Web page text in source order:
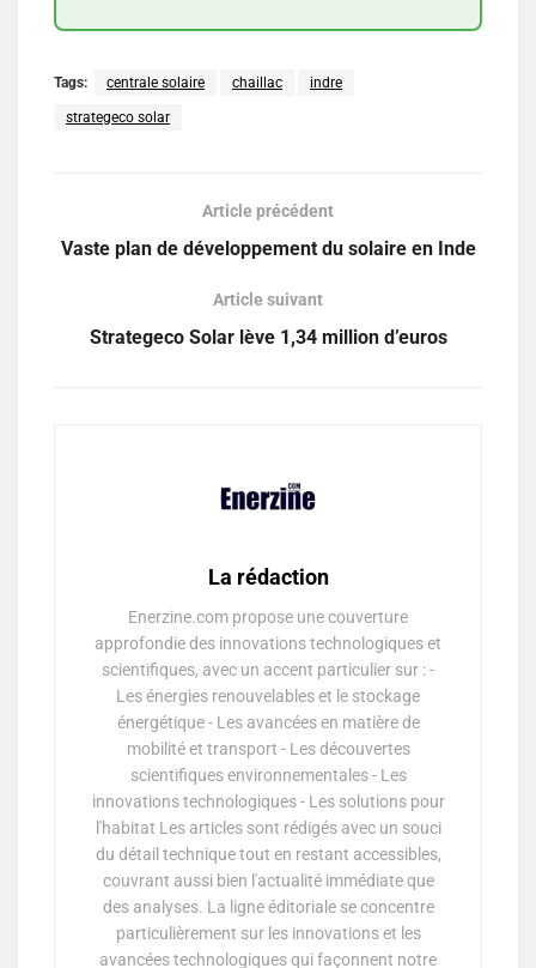
Tags: centrale solaire chaillac indre
strategeco solar
Article précédent
Vaste plan de développement du solaire en Inde
Article suivant
Strategeco Solar lève 1,34 million d’euros
La rédaction
Enerzine.com propose une couverture
approfondie des innovations technologiques et
scientifiques, avec un accent particulier sur : -
Les énergies renouvelables et le stockage
énergétique - Les avancées en matière de
mobilité et transport - Les découvertes
scientifiques environnementales - Les
innovations technologiques - Les solutions pour
l'habitat Les articles sont rédigés avec un souci
du détail technique tout en restant accessibles,
couvrant aussi bien l'actualité immédiate que
des analyses. La ligne éditoriale se concentre
particulièrement sur les innovations et les
avancées technologiques qui façonnent notre